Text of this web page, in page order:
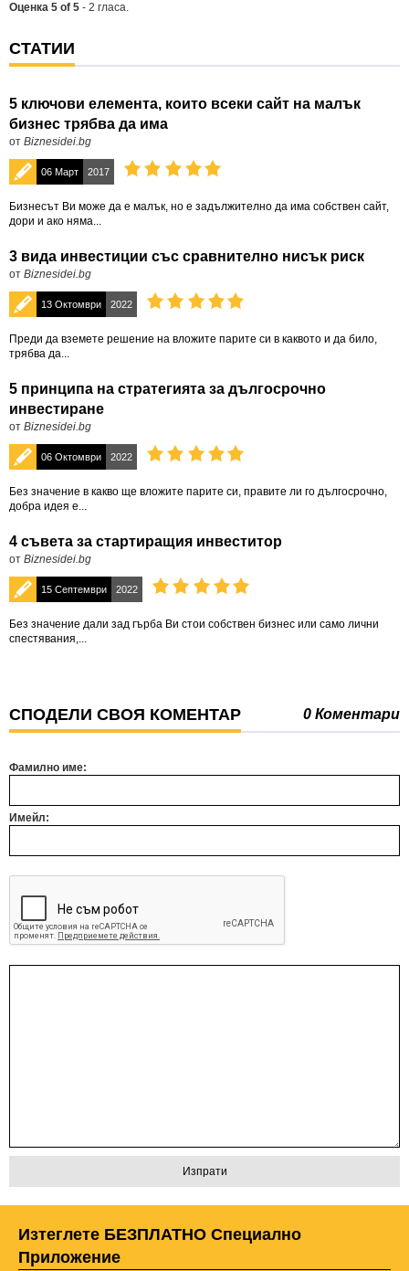
Оценка 5 of 5 - 2 гласа.
СТАТИИ
5 ключови елемента, които всеки сайт на малък
бизнес трябва да има
от Biznesidei.bg
06 Март 2017
Бизнесът Ви може да е малък, но е задължително да има собствен сайт,
дори и ако няма...
3 вида инвестиции със сравнително нисък риск
от Biznesidei.bg
13 Октомври 2022
Преди да вземете решение на вложите парите си в каквото и да било,
трябва да...
5 принципа на стратегията за дългосрочно
инвестиране
от Biznesidei.bg
06 Октомври 2022
Без значение в какво ще вложите парите си, правите ли го дългосрочно,
добра идея е...
4 съвета за стартиращия инвеститор
от Biznesidei.bg
15 Септември 2022
Без значениe дали зад гърба Ви стои собствен бизнес или само лични
спестявания,...
СПОДЕЛИ СВОЯ КОМЕНТАР 0 Коментари
Фамилно име:
Имейл:
Изтеглете БЕЗПЛАТНО Специално
Приложение